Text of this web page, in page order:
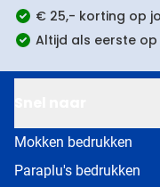
€ 25,- korting op
Altijd als eerste
Mokken bedrukken
Paraplu's bedrukken